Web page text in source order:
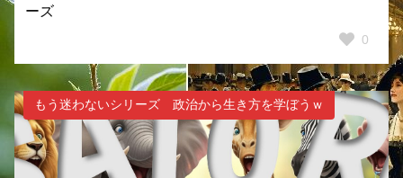
ーズ
0
もう迷わないシリーズ 政治から生き方を学ぼうｗ